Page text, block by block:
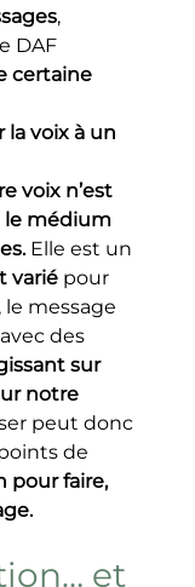
,
DAF
certaine
la voix à un
voix n’est
le médium
Elle est un
varié pour
message
des
sur
notre
peut donc
de
pour faire,
et